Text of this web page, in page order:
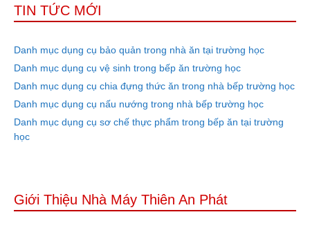
TIN TỨC MỚI
Danh mục dụng cụ bảo quản trong nhà ăn tại trường học
Danh mục dụng cụ vệ sinh trong bếp ăn trường học
Danh mục dụng cụ chia đựng thức ăn trong nhà bếp trường học
Danh mục dụng cụ nấu nướng trong nhà bếp trường học
Danh mục dụng cụ sơ chế thực phẩm trong bếp ăn tại trường
học
Giới Thiệu Nhà Máy Thiên An Phát